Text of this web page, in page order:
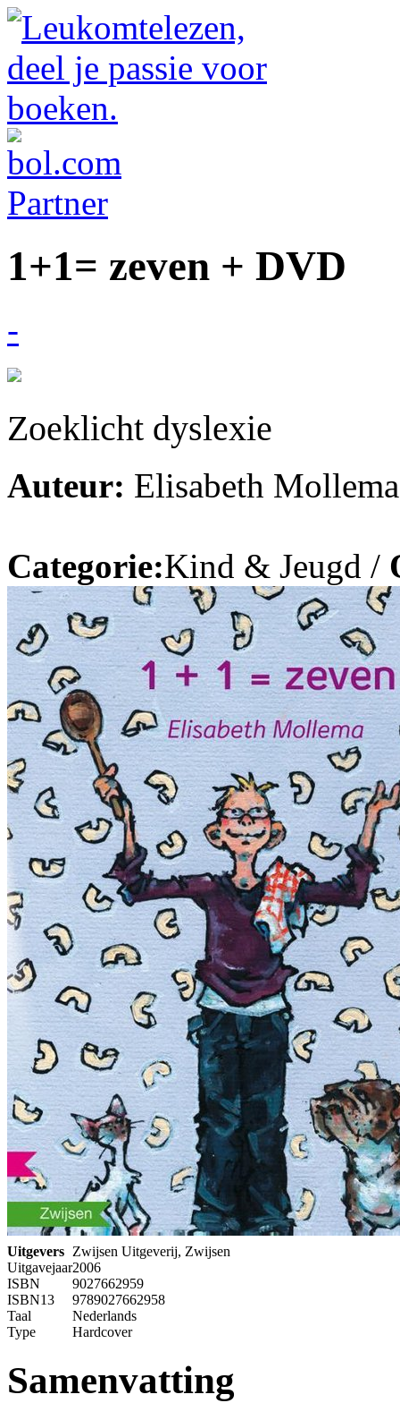
1+1= zeven + DVD
-
Zoeklicht dyslexie
Auteur: Elisabeth Mollema
Categorie:Kind & Jeugd /
Uitgevers Zwijsen Uitgeverij, Zwijsen
Uitgavejaar2006
ISBN
9027662959
ISBN13
9789027662958
Taal
Nederlands
Type
Hardcover
Samenvatting